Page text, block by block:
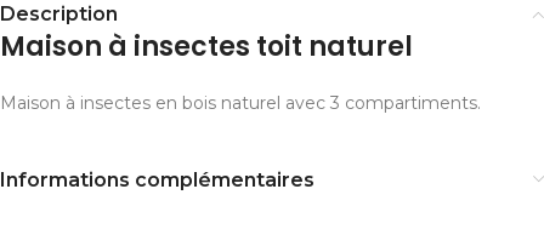
Description
Maison à insectes toit naturel
Maison à insectes en bois naturel avec 3 compartiments.
Informations complémentaires